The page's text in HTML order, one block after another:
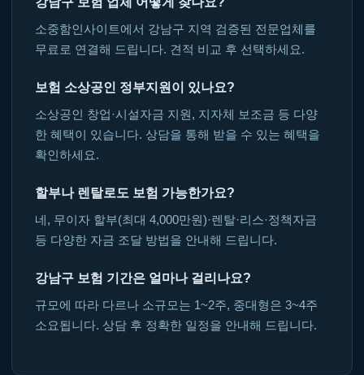
소중함인사이트에서 강남구 지역 검증된 전문업체를
무료로 연결해 드립니다. 견적 비교 후 선택하세요.
보험 소상공인 정부지원이 있나요?
소상공인 창업·시설자금 지원, 지자체 보조금 등 다양
한 혜택이 있습니다. 상담을 통해 받을 수 있는 혜택을
확인하세요.
할부나 렌탈로도 보험 가능한가요?
네, 무이자 할부(최대 4,000만원)·렌탈·리스·정책자금
등 다양한 자금 조달 방법을 안내해 드립니다.
강남구 보험 기간은 얼마나 걸리나요?
규모에 따라 다르나 소규모는 1~2주, 중대형은 3~4주
소요됩니다. 상담 후 정확한 일정을 안내해 드립니다.